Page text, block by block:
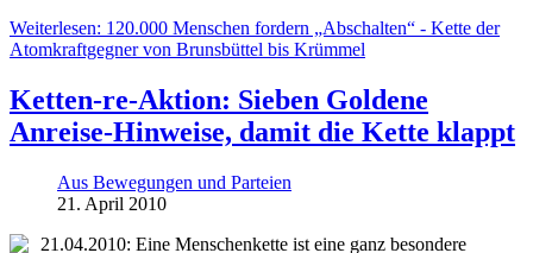
Weiterlesen: 120.000 Menschen fordern „Abschalten“ - Kette der
Atomkraftgegner von Brunsbüttel bis Krümmel
Ketten-re-Aktion: Sieben Goldene
Anreise-Hinweise, damit die Kette klappt
Aus Bewegungen und Parteien
21. April 2010
21.04.2010: Eine Menschenkette ist eine ganz besondere